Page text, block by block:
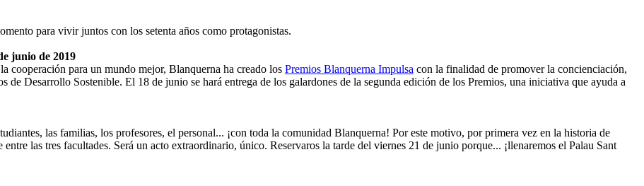
para vivir juntos con los setenta años como protagonistas.
junio de 2019
cooperación para un mundo mejor, Blanquerna ha creado los Premios Blanquerna Impulsa con la finalidad de promover la concienciación,
Desarrollo Sostenible. El 18 de junio se hará entrega de los galardones de la segunda edición de los Premios, una iniciativa que ayuda a
las familias, los profesores, el personal... ¡con toda la comunidad Blanquerna! Por este motivo, por primera vez en la historia de
las tres facultades. Será un acto extraordinario, único. Reservaros la tarde del viernes 21 de junio porque... ¡llenaremos el Palau Sant